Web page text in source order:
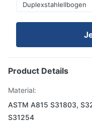
Duplexstahlellbogen
Product Details
Material:
ASTM A815 S31803,
S31254